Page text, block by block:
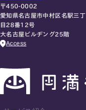
〒450-0002
愛知県名古屋市中村区名駅三丁
目28番12号
大名古屋ビルヂング25階
Access